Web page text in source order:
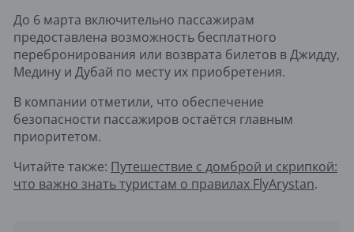
До 6 марта включительно пассажирам
предоставлена возможность бесплатного
перебронирования или возврата билетов в Джидду,
Медину и Дубай по месту их приобретения.
В компании отметили, что обеспечение
безопасности пассажиров остаётся главным
приоритетом.
Читайте также: Путешествие с домброй и скрипкой:
что важно знать туристам о правилах FlyArystan.